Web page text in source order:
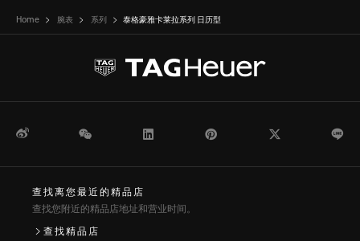
Home 腕表 系列 泰格豪雅卡莱拉系列 日历型
微博 WeChat Pinterest
查找离您最近的精品店
查找您附近的精品店地址和营业时间。
查找精品店